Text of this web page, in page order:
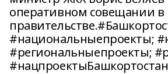
оперативном совещании в
#национальныепроекты;
#региональныепроекты;
#нацпроектыБашкортостан